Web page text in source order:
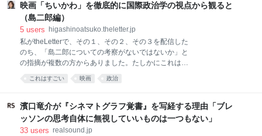
映画「ちいかわ」を徹底的に国際政治学の視点から観ると
（島二郎編）
5 users
higashinoatsuko.theletter.jp
私がtheLetterで、その１、その２、その３を配信した
のち、「島二郎についての考察がないではないか」と
の指摘が複数の方からありました。たしかにこれは重
これはすごい 映画 政治
濱口竜介が『シネマトグラフ覚書』を写経する理由「ブレ
ッソンの思考自体に無視していいものは一つもない」
33 users realsound.jp